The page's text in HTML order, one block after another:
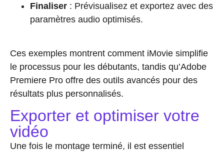
Finaliser : Prévisualisez et exportez avec des
paramètres audio optimisés.
Ces exemples montrent comment iMovie simplifie
le processus pour les débutants, tandis qu’Adobe
Premiere Pro offre des outils avancés pour des
résultats plus personnalisés.
Exporter et optimiser votre
vidéo
Une fois le montage terminé, il est essentiel